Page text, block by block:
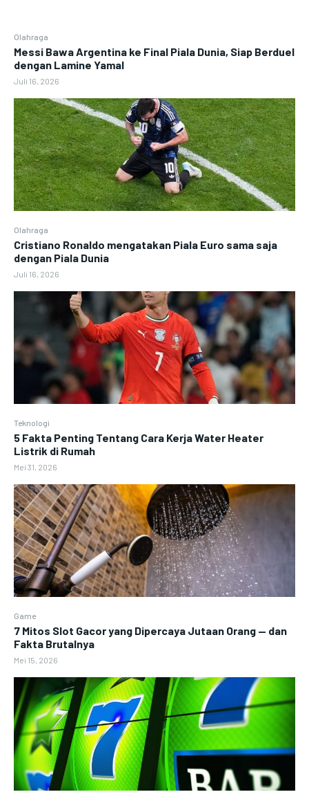
Olahraga
Messi Bawa Argentina ke Final Piala Dunia, Siap Berduel
dengan Lamine Yamal
Juli 16, 2026
Olahraga
Cristiano Ronaldo mengatakan Piala Euro sama saja
dengan Piala Dunia
Juli 16, 2026
Teknologi
5 Fakta Penting Tentang Cara Kerja Water Heater
Listrik di Rumah
Mei 31, 2026
Game
7 Mitos Slot Gacor yang Dipercaya Jutaan Orang — dan
Fakta Brutalnya
Mei 15, 2026